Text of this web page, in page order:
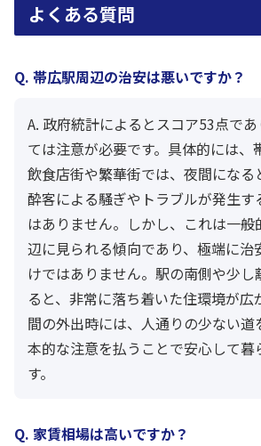
よくある質問
Q. 帯広駅周辺の治安は悪いですか？
A. 政府統計によるとスコア53点で
ては注意が必要です。具体的には、
飲食店街や繁華街では、夜間になる
酔客による騒ぎやトラブルが発生す
はありません。しかし、これは一般
辺に見られる傾向であり、極端に治
けではありません。駅の南側や少し
ると、非常に落ち着いた住環境が広
間の外出時には、人通りの少ない道
本的な注意を払うことで安心して暮
す。
Q. 家賃相場は高いですか？